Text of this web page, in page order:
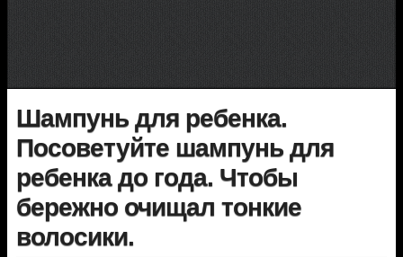
Шампунь для ребенка.
Посоветуйте шампунь для
ребенка до года. Чтобы
бережно очищал тонкие
волосики.